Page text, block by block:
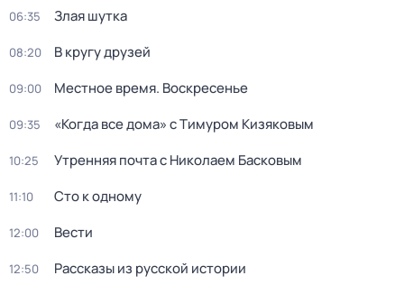
06:35 Злая шутка
08:20 В кругу друзей
09:00 Местное время. Воскресенье
09:35 «Когда все дома» с Тимуром Кизяковым
10:25 Утренняя почта с Николаем Басковым
11:10 Сто к одному
12:00 Вести
12:50 Рассказы из русской истории